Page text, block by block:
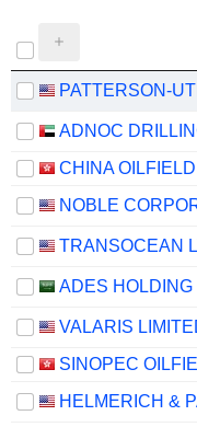
TRANSOCEAN
VALARIS